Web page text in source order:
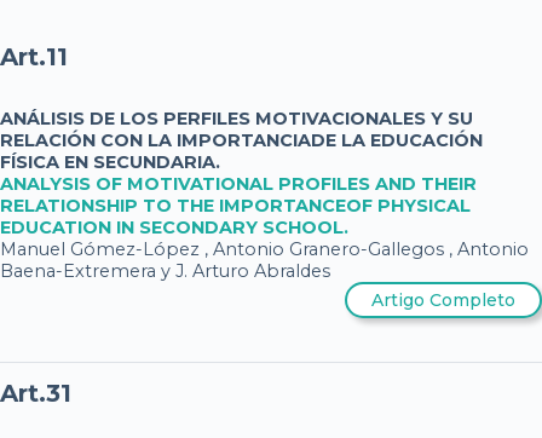
Art.11
ANÁLISIS DE LOS PERFILES MOTIVACIONALES Y SU
RELACIÓN CON LA IMPORTANCIADE LA EDUCACIÓN
FÍSICA EN SECUNDARIA.
ANALYSIS OF MOTIVATIONAL PROFILES AND THEIR
RELATIONSHIP TO THE IMPORTANCEOF PHYSICAL
EDUCATION IN SECONDARY SCHOOL.
Manuel Gómez-López , Antonio Granero-Gallegos , Antonio
Baena-Extremera y J. Arturo Abraldes
Artigo Completo
Art.31